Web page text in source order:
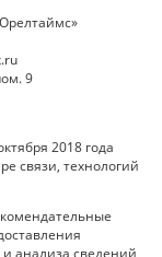
9
2018 года
связи, технологий
анализа сведений,